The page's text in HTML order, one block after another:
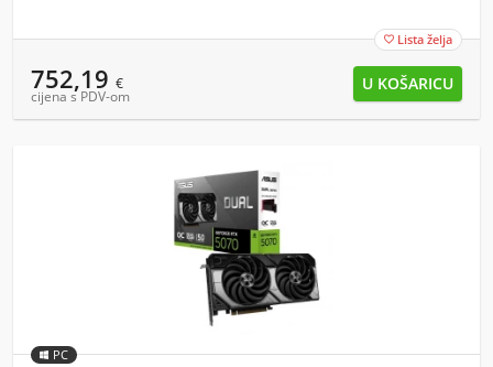
 Lista želja
752,19 €
cijena s PDV-om
PC